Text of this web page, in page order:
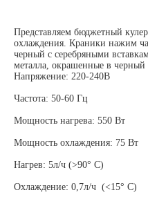
Представляем бюджетный
охлаждения. Краники нажим
черный с серебряными
металла, окрашенные в черный
Напряжение: 220-240В
Частота: 50-60 Гц
Мощность нагрева: 550 Вт
Мощность охлаждения: 75 Вт
Нагрев: 5л/ч (>90° С)
Охлаждение: 0,7л/ч (<15° С)